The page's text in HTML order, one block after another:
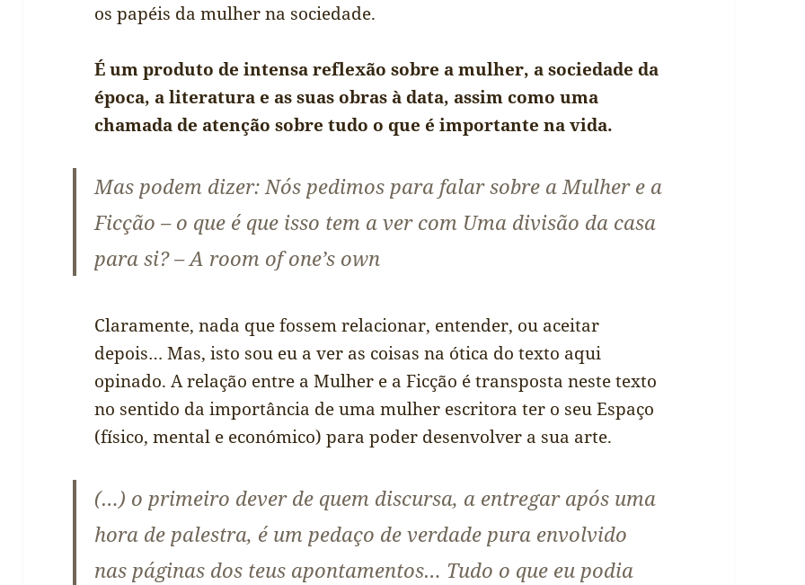
os papéis da mulher na sociedade.
É um produto de intensa reflexão sobre a mulher, a sociedade da
época, a literatura e as suas obras à data, assim como uma
chamada de atenção sobre tudo o que é importante na vida.
Mas podem dizer: Nós pedimos para falar sobre a Mulher e a
Ficção – o que é que isso tem a ver com Uma divisão da casa
para si? – A room of one’s own
Claramente, nada que fossem relacionar, entender, ou aceitar
depois… Mas, isto sou eu a ver as coisas na ótica do texto aqui
opinado. A relação entre a Mulher e a Ficção é transposta neste texto
no sentido da importância de uma mulher escritora ter o seu Espaço
(físico, mental e económico) para poder desenvolver a sua arte.
(…) o primeiro dever de quem discursa, a entregar após uma
hora de palestra, é um pedaço de verdade pura envolvido
nas páginas dos teus apontamentos… Tudo o que eu podia